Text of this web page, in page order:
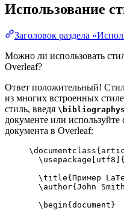
Использование
Заголовок раздела
Можно ли использовать
Overleaf?
Ответ положительный!
из многих встроенных
стиль, введя
документе или
документа в Overleaf:
\documentclass{
\usepackage
utf8 ]{
\title{Пример
\author{John
\begin{ document }